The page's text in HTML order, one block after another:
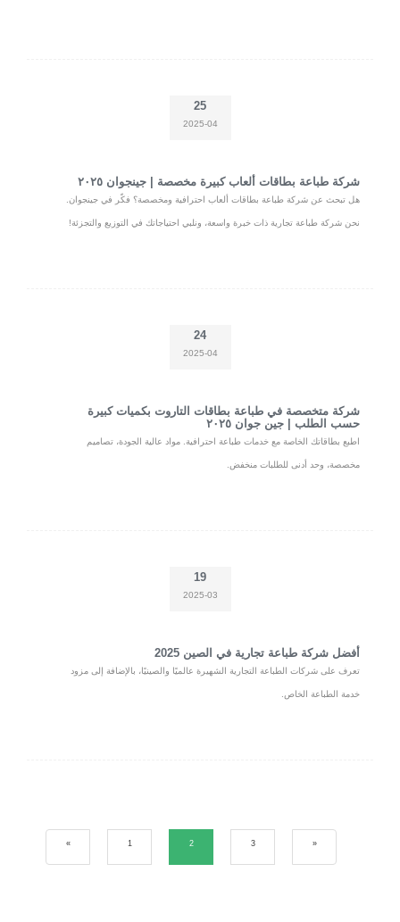
25
2025-04
شركة طباعة بطاقات ألعاب كبيرة مخصصة | جينجوان ٢٠٢٥
هل تبحث عن شركة طباعة بطاقات ألعاب احترافية ومخصصة؟ فكّر في جينجوان.
نحن شركة طباعة تجارية ذات خبرة واسعة، ونلبي احتياجاتك في التوزيع والتجزئة!
24
2025-04
شركة متخصصة في طباعة بطاقات التاروت بكميات كبيرة
حسب الطلب | جين جوان ٢٠٢٥
اطبع بطاقاتك الخاصة مع خدمات طباعة احترافية. مواد عالية الجودة، تصاميم
مخصصة، وحد أدنى للطلبات منخفض.
19
2025-03
أفضل شركة طباعة تجارية في الصين 2025
تعرف على شركات الطباعة التجارية الشهيرة عالميًا والصينيًا، بالإضافة إلى مزود
خدمة الطباعة الخاص.
» 1 2 3 «